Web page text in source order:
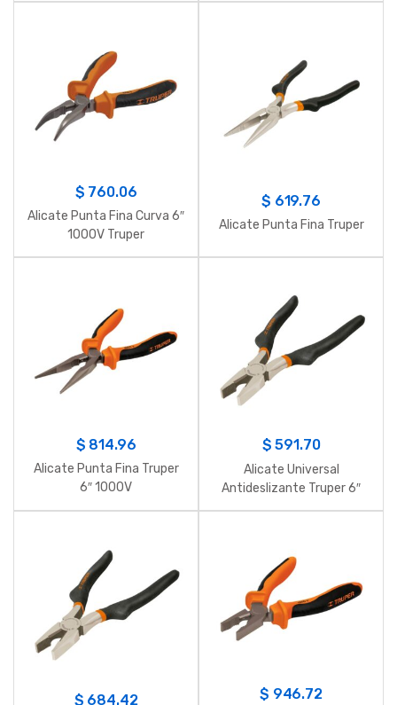
$ 760.06
Alicate Punta Fina Curva 6″
1000V Truper
$ 619.76
Alicate Punta Fina Truper
$ 814.96
Alicate Punta Fina Truper
6″ 1000V
$591.70
Alicate Universal
Antideslizante Truper 6″
T200-6
$ 684.42 $ 946.72